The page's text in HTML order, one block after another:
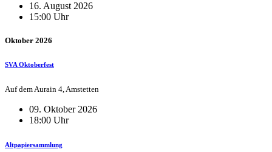
16. August 2026
15:00 Uhr
Oktober 2026
SVA Oktoberfest
Auf dem Aurain 4, Amstetten
09. Oktober 2026
18:00 Uhr
Altpapiersammlung